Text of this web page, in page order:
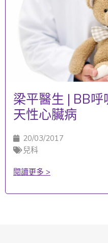
梁平醫生 | BB
天性心臟病
20/03/2017
兒科
閱讀更多 >